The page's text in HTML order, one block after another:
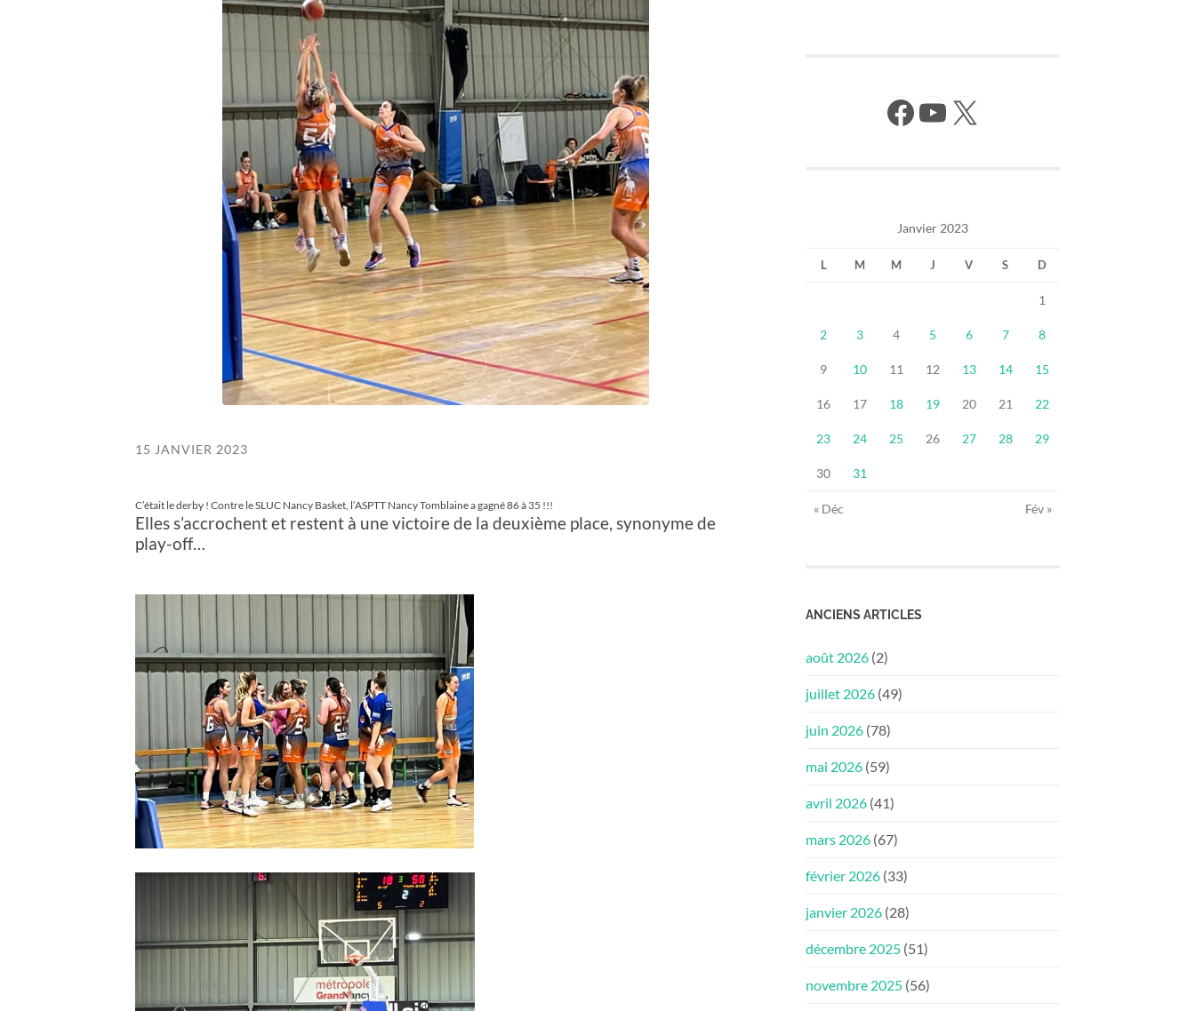
15 JANVIER 2023
C’était le derby ! Contre le SLUC Nancy Basket, l’ASPTT Nancy Tomblaine a gagné 86 à 35 !!!
Elles s’accrochent et restent à une victoire de la deuxième place, synonyme de
play-off…
Facebook YouTube X
Janvier 2023
L M M J V S D
1
2 3 4 5 6 7 8
9 10 11 12 13 14 15
16 17 18 19 20 21 22
23 24 25 26 27 28 29
30 31
« Déc Fév »
ANCIENS ARTICLES
août 2026 (2)
juillet 2026 (49)
juin 2026 (78)
mai 2026 (59)
avril 2026 (41)
mars 2026 (67)
février 2026 (33)
janvier 2026 (28)
décembre 2025 (51)
novembre 2025 (56)